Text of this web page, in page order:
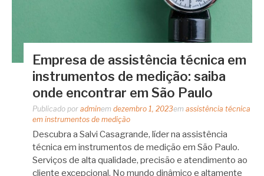
Empresa de assistência técnica em
instrumentos de medição: saiba
onde encontrar em São Paulo
Publicado por adminem dezembro 1, 2023em assistência técnica
em instrumentos de medição
Descubra a Salvi Casagrande, líder na assistência
técnica em instrumentos de medição em São Paulo.
Serviços de alta qualidade, precisão e atendimento ao
cliente excepcional. No mundo dinâmico e altamente